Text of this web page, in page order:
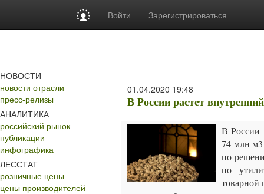
Войти Зарегистрироваться
НОВОСТИ
новости отрасли
пресс-релизы
АНАЛИТИКА
российский рынок
публикации
инфографика
ЛЕССТАТ
розничные цены
цены производителей
01.04.2020 19:48
В России растет
В России
74 млн м3
по
по
товарной